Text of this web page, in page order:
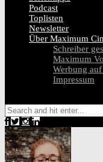
Podcast
Toplisten
Newsletter
Über Maximum
Schreiber
Maximum
Werbung
Impressum